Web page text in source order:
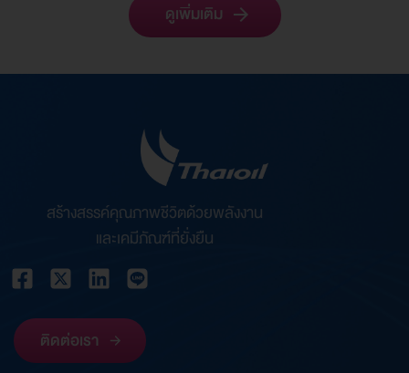
ดูเพิ่มเติม
สร้างสรรค์คุณภาพชีวิตด้วยพลังงาน
และเคมีภัณฑ์ที่ยั่งยืน
ติดต่อเรา